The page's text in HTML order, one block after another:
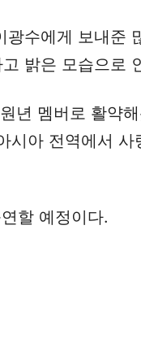
광수에게 보내준
밝은 모습으로
년 멤버로 활약
아 전역에서 사
할 예정이다.